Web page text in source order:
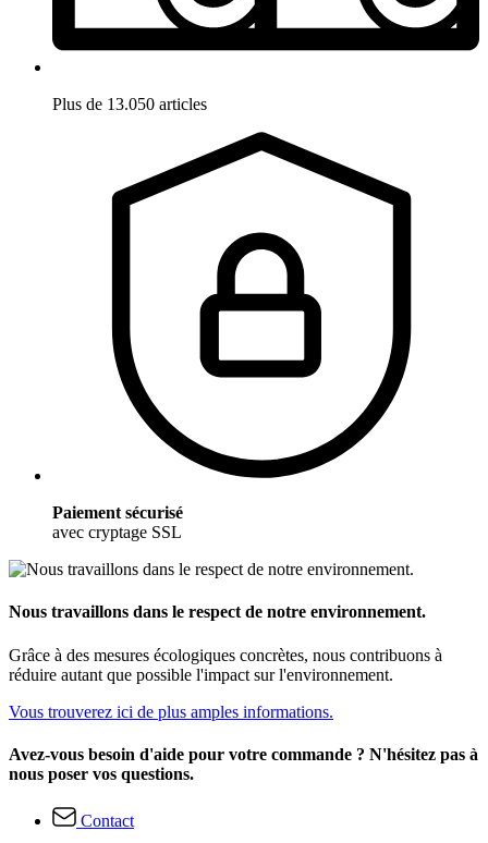
Plus de 13.050 articles
Paiement sécurisé
avec cryptage SSL
Nous travaillons dans le respect de notre environnement.
Grâce à des mesures écologiques concrètes, nous contribuons à
réduire autant que possible l'impact sur l'environnement.
Vous trouverez ici de plus amples informations.
Avez-vous besoin d'aide pour votre commande ? N'hésitez pas à
nous poser vos questions.
Contact